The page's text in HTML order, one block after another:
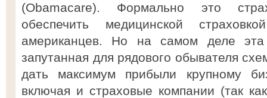
(Obamaсare). Формально это
обеспечить медицинской
американцев. Но на самом деле
запутанная для рядового обывателя
дать максимум прибыли крупному
включая и страховые компании (так